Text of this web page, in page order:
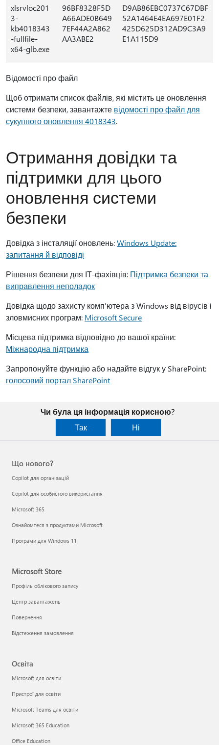
xlsrvloc201
3-
kb4018343
-fullfile-
x64-glb.exe
96BF8328F5D
A66ADE0B649
7EF44A2A862
AA3ABE2
D9AB86EBC0737C67DBF
52A1464E4EA697E01F2
425D625D312AD9C3A9
E1A115D9
Відомості про файл
Щоб отримати список файлів, які містить це оновлення
системи безпеки, завантажте відомості про файл для
сукупного оновлення 4018343.
Отримання довідки та
підтримки для цього
оновлення системи
безпеки
Довідка з інсталяції оновлень:Windows Update:
запитання й відповіді
Рішення безпеки для ІТ-фахівців: Підтримка безпеки та
виправлення неполадок
Довідка щодо захисту комп'ютера з Windows від вірусів і
зловмисних програм: Microsoft Secure
Місцева підтримка відповідно до вашої країни:
Міжнародна підтримка
Запропонуйте функцію або надайте відгук у SharePoint:
голосовий портал SharePoint
Чи була ця інформація корисною?
Так
Ні
Що нового?
Copilot для організацій
Copilot для особистого використання
Microsoft 365
Ознайомтеся з продуктами Microsoft
Програми для Windows 11
Microsoft Store
Профіль облікового запису
Центр завантажень
Повернення
Відстеження замовлення
Освіта
Microsoft для освіти
Пристрої для освіти
Microsoft Teams для освіти
Microsoft 365 Education
Office Education